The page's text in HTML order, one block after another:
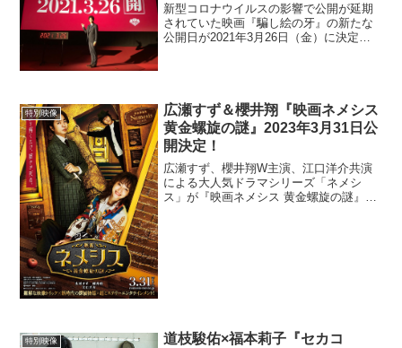
新型コロナウイルスの影響で公開が延期
されていた映画『騙し絵の牙』の新たな
公開日が2021年3月26日（金）に決定し
特別映像
広瀬すず＆櫻井翔『映画ネメシス
黄金螺旋の謎』2023年3月31日公
開決定！
広瀬すず、櫻井翔W主演、江口洋介共演
による大人気ドラマシリーズ「ネメシ
ス」が『映画ネメシス 黄金螺旋の謎』と
特別映像
道枝駿佑×福本莉子『セカコ